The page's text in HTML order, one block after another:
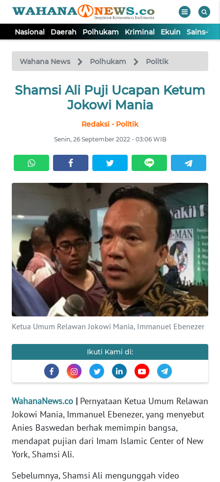
Nasional Daerah Polhukam Kriminal Ekuin Sains-
Wahana News Polhukam Politik
Shamsi Ali Puji Ucapan Ketum
Jokowi Mania
Redaksi - Politik
Senin, 26 September 2022 - 03:06 WIB
Ketua Umum Relawan Jokowi Mania, Immanuel Ebenezer
Ikuti Kami di:
WahanaNews.co | Pernyataan Ketua Umum Relawan
Jokowi Mania, Immanuel Ebenezer, yang menyebut
Anies Baswedan berhak memimpin bangsa,
mendapat pujian dari Imam Islamic Center of New
York, Shamsi Ali.
Sebelumnya, Shamsi Ali mengunggah video
TV
Tutup
NASIONAL
KRIMINAL
SAINS-TEKNO
KESEHATAN
INTERNASIONAL
SERBA-SERBI
OLAHRAGA
EDITORIAL
Informasi
BERITA